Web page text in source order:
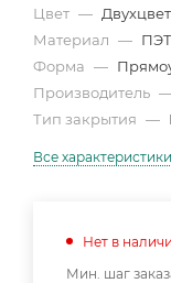
Цвет —
Материал — ПЭТ
Форма —
Производитель
Тип закрытия —
Все характеристики
Нет в
Мин. шаг